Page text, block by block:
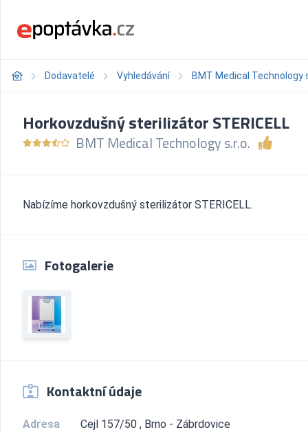
Dodavatelé Vyhledávání BMT Medical Technology
Horkovzdušný sterilizátor STERICELL
BMT Medical Technology s.r.o.
Nabízíme horkovzdušný sterilizátor STERICELL.
Fotogalerie
Kontaktní údaje
Adresa
Cejl 157/50 , Brno - Zábrdovice